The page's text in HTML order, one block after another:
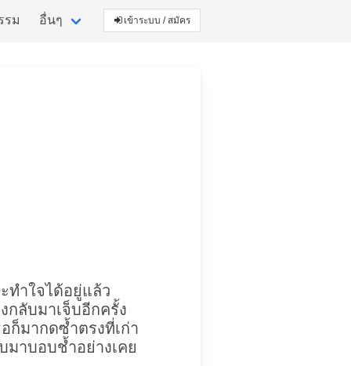
รม อื่นๆ เข้าระบบ / สมัคร
ทำใจได้อยู่แล้ว
ลับมาเจ็บอีกครั้ง
ก็มากดซ้ำตรงที่เก่า
มาบอบช้ำอย่างเคย